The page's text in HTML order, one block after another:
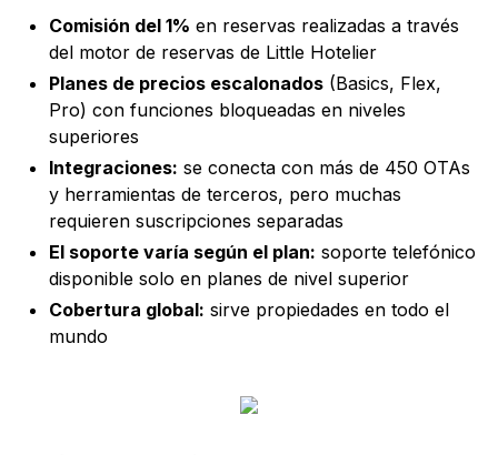
Comisión del 1% en reservas realizadas a través
del motor de reservas de Little Hotelier
Planes de precios escalonados (Basics, Flex,
Pro) con funciones bloqueadas en niveles
superiores
Integraciones: se conecta con más de 450 OTAs
y herramientas de terceros, pero muchas
requieren suscripciones separadas
El soporte varía según el plan: soporte telefónico
disponible solo en planes de nivel superior
Cobertura global: sirve propiedades en todo el
mundo